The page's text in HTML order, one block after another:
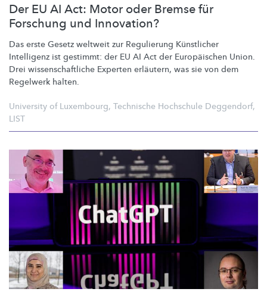
Der EU AI Act: Motor oder Bremse für
Forschung und Innovation?
Das erste Gesetz weltweit zur Regulierung Künstlicher
Intelligenz ist gestimmt: der EU AI Act der Europäischen Union.
Drei wissenschaftliche Experten erläutern, was sie von dem
Regelwerk halten.
University of Luxembourg, Technische Hochschule Deggendorf,
LIST